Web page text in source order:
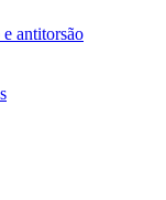
e antitorsão